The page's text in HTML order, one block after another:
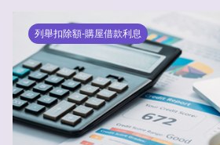
列舉扣除額-購屋借款利息